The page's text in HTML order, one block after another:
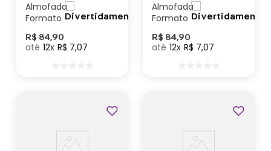
Almofada
Formato
Ansiedade/
Medo–
R$ 84,90
12 R$ 7,07
Almofada
Formato
Alegria/
Tristeza–
R$ 84,90
12 R$ 7,07